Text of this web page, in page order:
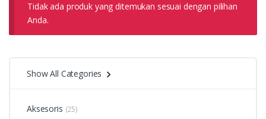
Tidak ada produk yang ditemukan sesuai dengan pilihan
Anda.
Show All Categories
Aksesoris (25)